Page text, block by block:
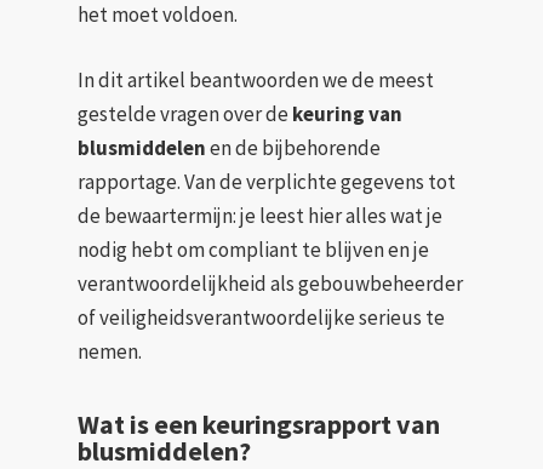
het moet voldoen.
In dit artikel beantwoorden we de meest
gestelde vragen over dekeuring van
blusmiddelenen de bijbehorende
rapportage. Van de verplichte gegevens tot
de bewaartermijn: je leest hier alles wat je
nodig hebt om compliant te blijven en je
verantwoordelijkheid als gebouwbeheerder
of veiligheidsverantwoordelijke serieus te
nemen.
Wat is een keuringsrapport van
blusmiddelen?